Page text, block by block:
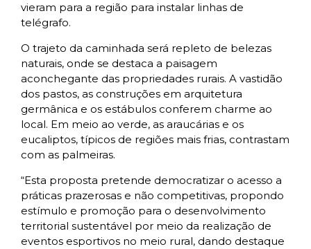
vieram para a região para instalar linhas de
telégrafo.
O trajeto da caminhada será repleto de belezas
naturais, onde se destaca a paisagem
aconchegante das propriedades rurais. A vastidão
dos pastos, as construções em arquitetura
germânica e os estábulos conferem charme ao
local. Em meio ao verde, as araucárias e os
eucaliptos, típicos de regiões mais frias, contrastam
com as palmeiras.
“Esta proposta pretende democratizar o acesso a
práticas prazerosas e não competitivas, propondo
estímulo e promoção para o desenvolvimento
territorial sustentável por meio da realização de
eventos esportivos no meio rural, dando destaque